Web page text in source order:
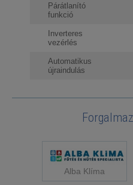
Párátlanító
funkció
Inverteres
vezérlés
Automatikus
újraindulás
Alba Klíma